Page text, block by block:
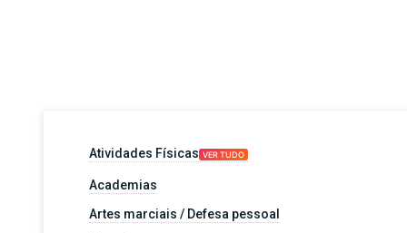
Atividades Físicas VER TUDO
Academias
Artes marciais / Defesa pessoal